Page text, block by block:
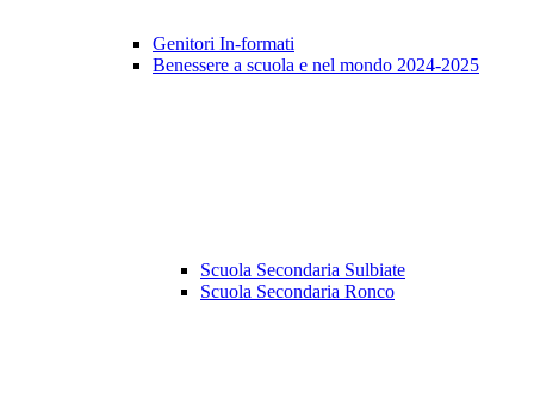
Genitori In-formati
Benessere a scuola e nel mondo 2024-2025
Scuola Secondaria Sulbiate
Scuola Secondaria Ronco